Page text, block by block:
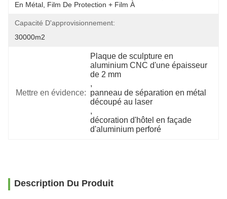
En Métal, Film De Protection + Film À
Capacité D'approvisionnement:
30000m2
Mettre en évidence:
Plaque de sculpture en
aluminium CNC d'une épaisseur
de 2 mm
,
panneau de séparation en métal
découpé au laser
,
décoration d'hôtel en façade
d'aluminium perforé
Description Du Produit